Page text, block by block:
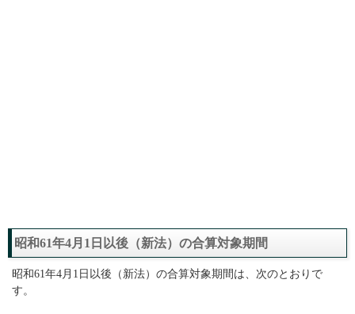
昭和61年4月1日以後（新法）の合算対象期間
昭和61年4月1日以後（新法）の合算対象期間は、次のとおりで
す。